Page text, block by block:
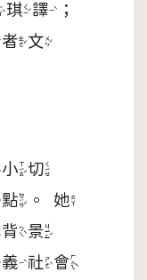
譯；
文
切
。她
景
社會